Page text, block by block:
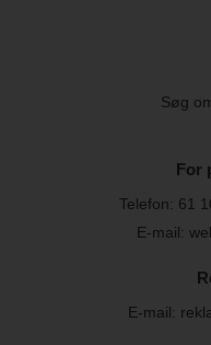
Søg
For
Telefon: 61
E-mail:
E-mail: